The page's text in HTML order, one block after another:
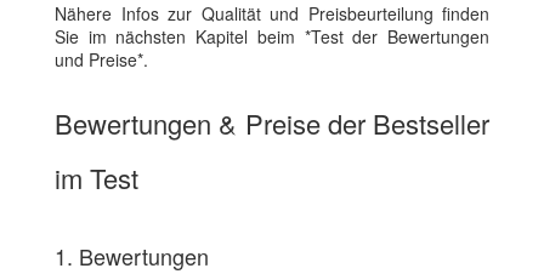
Nähere Infos zur Qualität und Preisbeurteilung finden
Sie im nächsten Kapitel beim *Test der Bewertungen
und Preise*.
Bewertungen & Preise der Bestseller
im Test
1. Bewertungen